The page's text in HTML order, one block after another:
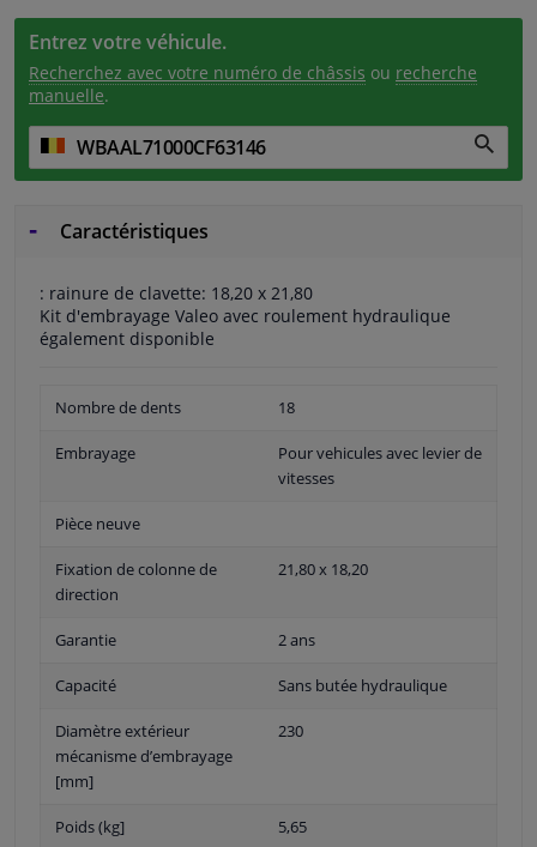
Entrez votre véhicule.
Recherchez avec votre numéro de châssis ou recherche
manuelle.
Caractéristiques
: rainure de clavette: 18,20 x 21,80
Kit d'embrayage Valeo avec roulement hydraulique
également disponible
Nombre de dents 18
Embrayage
Pour vehicules avec levier de
vitesses
Pièce neuve
Fixation de colonne de
direction
21,80 x 18,20
Garantie 2 ans
Capacité Sans butée hydraulique
Diamètre extérieur
mécanisme d’embrayage
[mm]
230
Poids (kg] 5,65